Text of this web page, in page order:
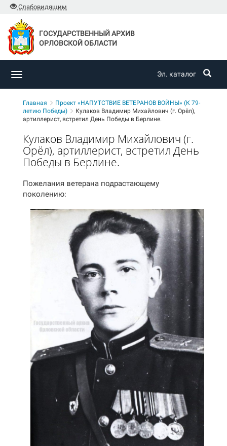
Слабовидящим
ГОСУДАРСТВЕННЫЙ АРХИВ
ОРЛОВСКОЙ ОБЛАСТИ
Toggle
Эл. каталог
Главная
Проект «НАПУТСТВИЕ ВЕТЕРАНОВ ВОЙНЫ» (К 79-
летию Победы)
Кулаков Владимир Михайлович (г. Орёл),
артиллерист, встретил День Победы в Берлине.
Кулаков Владимир Михайлович (г.
Орёл), артиллерист, встретил День
Победы в Берлине.
Пожелания ветерана подрастающему
поколению: